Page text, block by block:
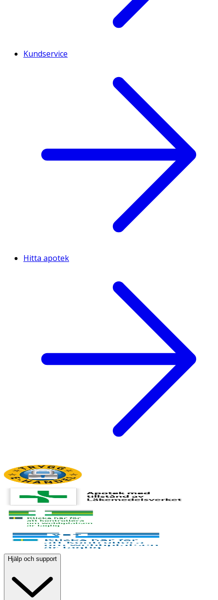
Kundservice
Hitta apotek
Hjälp och support